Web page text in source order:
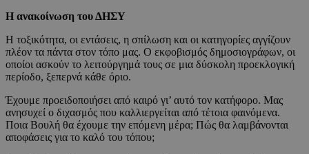
Η ανακοίνωση του ΔΗΣΥ
Η τοξικότητα, οι εντάσεις, η σπίλωση και οι κατηγορίες αγγίζουν
πλέον τα πάντα στον τόπο μας. Ο εκφοβισμός δημοσιογράφων, οι
οποίοι ασκούν το λειτούργημά τους σε μια δύσκολη προεκλογική
περίοδο, ξεπερνά κάθε όριο.
Έχουμε προειδοποιήσει από καιρό γι’ αυτό τον κατήφορο. Μας
ανησυχεί ο διχασμός που καλλιεργείται από τέτοια φαινόμενα.
Ποια Βουλή θα έχουμε την επόμενη μέρα; Πώς θα λαμβάνονται
αποφάσεις για το καλό του τόπου;